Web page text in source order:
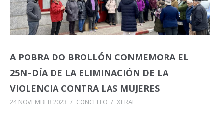
A POBRA DO BROLLÓN CONMEMORA EL
25N–DÍA DE LA ELIMINACIÓN DE LA
VIOLENCIA CONTRA LAS MUJERES
24 NOVEMBER 2023 / CONCELLO / XERAL